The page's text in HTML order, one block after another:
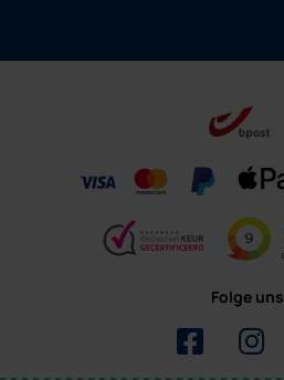
Folge uns